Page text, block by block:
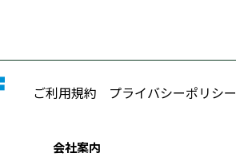
ご利用規約 プライバシーポリシー
会社案内